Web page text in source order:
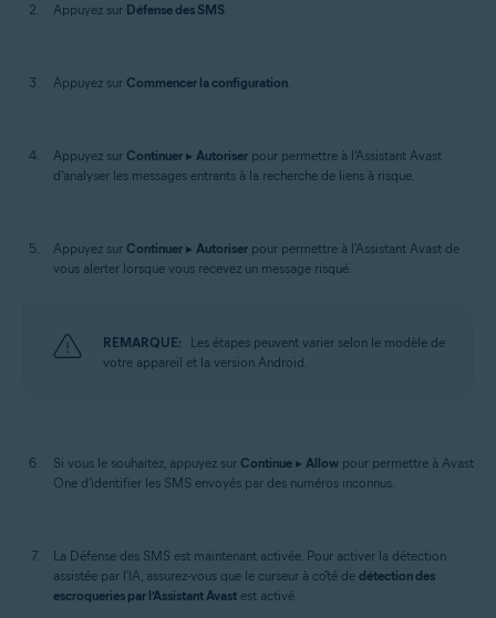
Appuyez sur Défense des SMS.
Appuyez sur Commencer la configuration.
Appuyez sur Continuer ▸ Autoriser pour permettre à l'Assistant Avast
d'analyser les messages entrants à la recherche de liens à risque.
Appuyez sur Continuer ▸ Autoriser pour permettre à l'Assistant Avast de
vous alerter lorsque vous recevez un message risqué.
REMARQUE:
Les étapes peuvent varier selon le modèle de
votre appareil et la version Android.
Si vous le souhaitez, appuyez sur Continue ▸ Allow pour permettre à Avast
One d'identifier les SMS envoyés par des numéros inconnus.
La Défense des SMS est maintenant activée. Pour activer la détection
assistée par l'IA, assurez-vous que le curseur à côté de détection des
escroqueries par l’Assistant Avast est activé.